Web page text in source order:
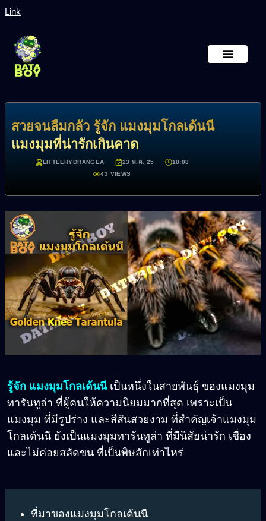
Link
สวยจนลืมกลัว รู้จัก แมงมุมโกลเด้นนี
แมงมุมที่น่ารักเกินคาด
LITTLEHYDRANGEA 23 พ.ค. 25
18:08
43 VIEWS
รู้จัก แมงมุมโกลเด้นนีเป็นหนึ่งในสายพันธุ์ ของแมงมุม
ทารันทูล่า ที่ผู้คนให้ความนิยมมากที่สุด เพราะเป็น
แมงมุม ที่มีรูปร่าง และสีสันสวยงาม ที่สำคัญเจ้าแมงมุม
โกลเด้นนี ยังเป็นแมงมุมทารันทูล่า ที่มีนิสัยน่ารัก เชื่อง
และไม่ค่อยสลัดขน ที่เป็นพิษสักเท่าไหร่
ที่มาของแมงมุมโกลเด้นนี